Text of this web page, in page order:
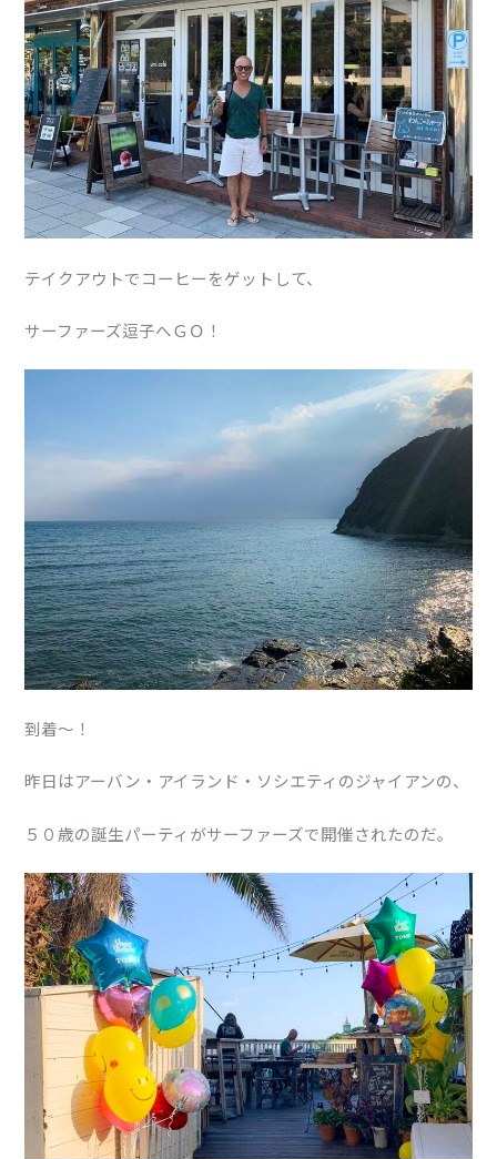
テイクアウトでコーヒーをゲットして、
サーファーズ逗子へＧＯ！
到着〜！
昨日はアーバン・アイランド・ソシエティのジャイアンの、
５０歳の誕生パーティがサーファーズで開催されたのだ。